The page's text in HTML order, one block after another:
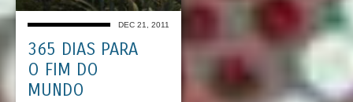
DEC 21, 2011
365 DIAS PARA
O FIM DO
MUNDO